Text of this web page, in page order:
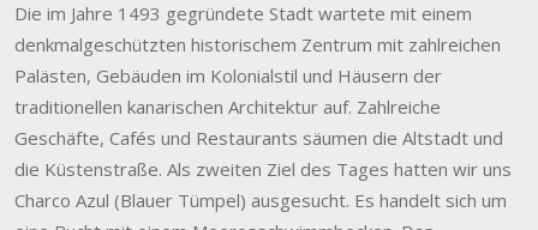
Die im Jahre 1493 gegründete Stadt wartete mit einem
denkmalgeschützten historischem Zentrum mit zahlreichen
Palästen, Gebäuden im Kolonialstil und Häusern der
traditionellen kanarischen Architektur auf. Zahlreiche
Geschäfte, Cafés und Restaurants säumen die Altstadt und
die Küstenstraße. Als zweiten Ziel des Tages hatten wir uns
Charco Azul (Blauer Tümpel) ausgesucht. Es handelt sich um